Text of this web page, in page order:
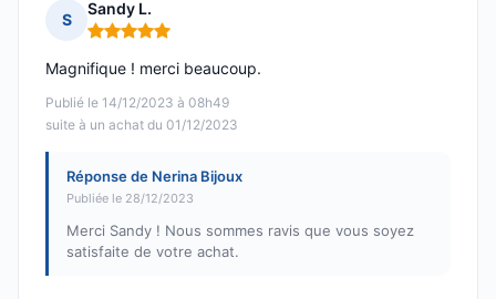
S
Sandy L.
Note : 5 sur 5
Publié le 14/12/2023 à 08h49
suite à un achat du 01/12/2023
Magnifique ! merci beaucoup.
Réponse de Nerina Bijoux
Publiée le 28/12/2023
Merci Sandy ! Nous sommes ravis que vous soyez
satisfaite de votre achat.